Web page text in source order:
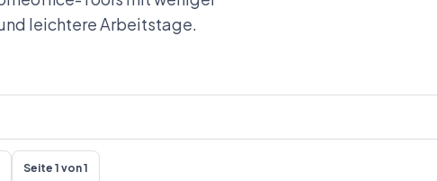
leichtere Arbeitstage.
Seite 1 von 1